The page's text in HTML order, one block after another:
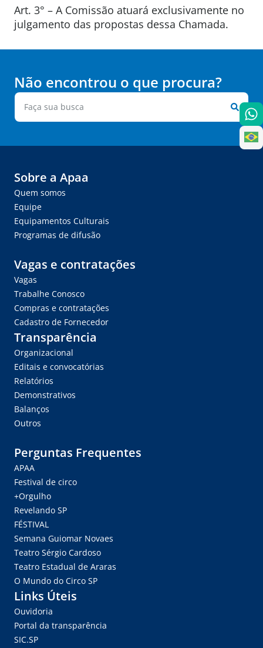
Art. 3° – A Comissão atuará exclusivamente no
julgamento das propostas dessa Chamada.
Não encontrou o que procura?
Sobre a Apaa
Quem somos
Equipe
Equipamentos Culturais
Programas de difusão
Vagas e contratações
Vagas
Trabalhe Conosco
Compras e contratações
Cadastro de Fornecedor
Transparência
Organizacional
Editais e convocatórias
Relatórios
Demonstrativos
Balanços
Outros
Perguntas Frequentes
APAA
Festival de circo
+Orgulho
Revelando SP
FÉSTIVAL
Semana Guiomar Novaes
Teatro Sérgio Cardoso
Teatro Estadual de Araras
O Mundo do Circo SP
Links Úteis
Ouvidoria
Portal da transparência
SIC.SP